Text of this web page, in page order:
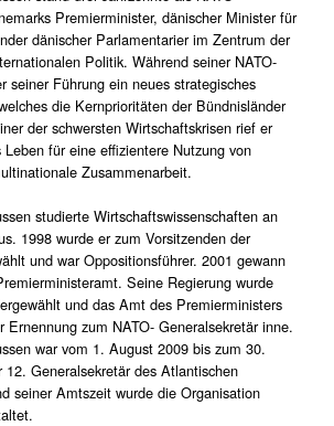
Premierminister, dänischer Minister für
dänischer Parlamentarier im Zentrum der
Politik. Während seiner NATO-
seiner Führung ein neues strategisches
die Kernprioritäten der Bündnisländer
der schwersten Wirtschaftskrisen rief er
für eine effizientere Nutzung von
Zusammenarbeit.
studierte Wirtschaftswissenschaften an
1998 wurde er zum Vorsitzenden der
und war Oppositionsführer. 2001 gewann
Seine Regierung wurde
und das Amt des Premierministers
Ernennung zum NATO- Generalsekretär inne.
war vom 1. August 2009 bis zum 30.
Generalsekretär des Atlantischen
seiner Amtszeit wurde die Organisation